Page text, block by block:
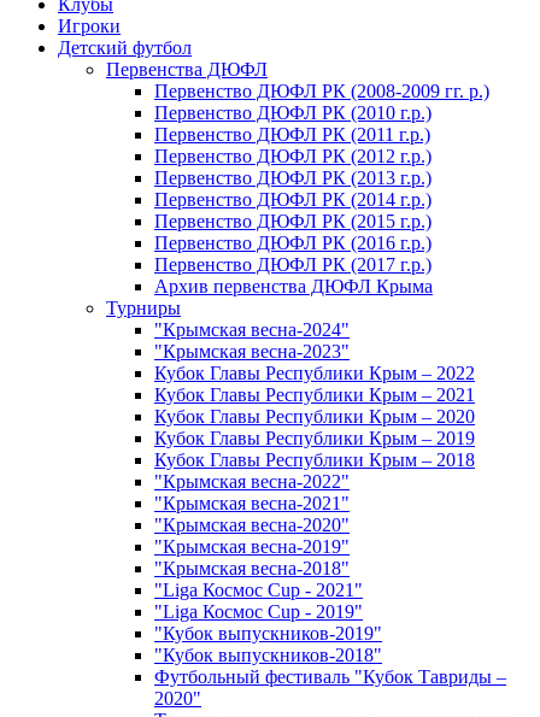
Клубы
Игроки
Детский футбол
Первенства ДЮФЛ
Первенство ДЮФЛ РК (2008-2009 гг. р.)
Первенство ДЮФЛ РК (2010 г.р.)
Первенство ДЮФЛ РК (2011 г.р.)
Первенство ДЮФЛ РК (2012 г.р.)
Первенство ДЮФЛ РК (2013 г.р.)
Первенство ДЮФЛ РК (2014 г.р.)
Первенство ДЮФЛ РК (2015 г.р.)
Первенство ДЮФЛ РК (2016 г.р.)
Первенство ДЮФЛ РК (2017 г.р.)
Архив первенства ДЮФЛ Крыма
Турниры
"Крымская весна-2024"
"Крымская весна-2023"
Кубок Главы Республики Крым – 2022
Кубок Главы Республики Крым – 2021
Кубок Главы Республики Крым – 2020
Кубок Главы Республики Крым – 2019
Кубок Главы Республики Крым – 2018
"Крымская весна-2022"
"Крымская весна-2021"
"Крымская весна-2020"
"Крымская весна-2019"
"Крымская весна-2018"
"Liga Космос Cup - 2021"
"Liga Космос Cup - 2019"
"Кубок выпускников-2019"
"Кубок выпускников-2018"
Футбольный фестиваль "Кубок Тавриды –
2020"